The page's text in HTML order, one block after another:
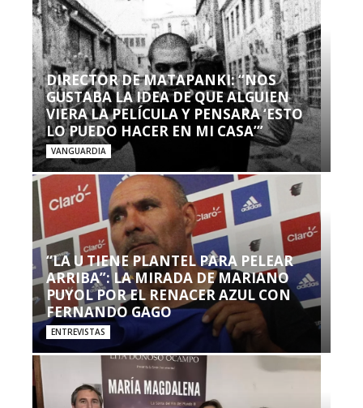
DIRECTOR DE MATAPANKI: “NOS
GUSTABA LA IDEA DE QUE ALGUIEN
VIERA LA PELÍCULA Y PENSARA ‘ESTO
LO PUEDO HACER EN MI CASA’”
VANGUARDIA
“LA U TIENE PLANTEL PARA PELEAR
ARRIBA”: LA MIRADA DE MARIANO
PUYOL POR EL RENACER AZUL CON
FERNANDO GAGO
ENTREVISTAS